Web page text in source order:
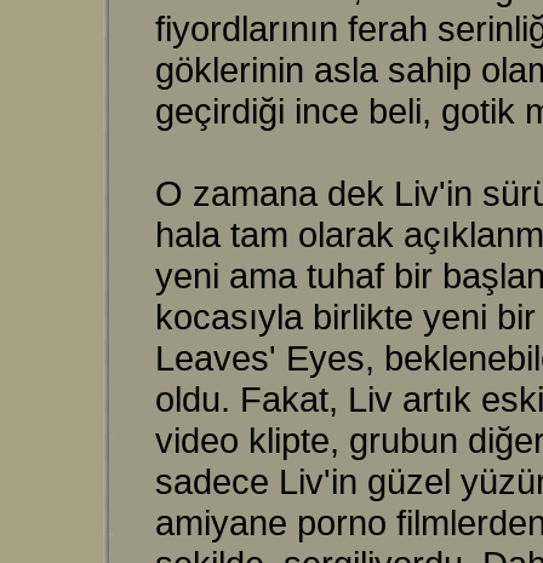
fiyordlarının ferah
göklerinin asla sahip
geçirdiği ince beli, gotik
O zamana dek Liv'in
hala tam olarak
yeni ama tuhaf bir
kocasıyla birlikte yeni
Leaves' Eyes,
oldu. Fakat, Liv artık
video klipte, grubun
sadece Liv'in güzel
amiyane porno